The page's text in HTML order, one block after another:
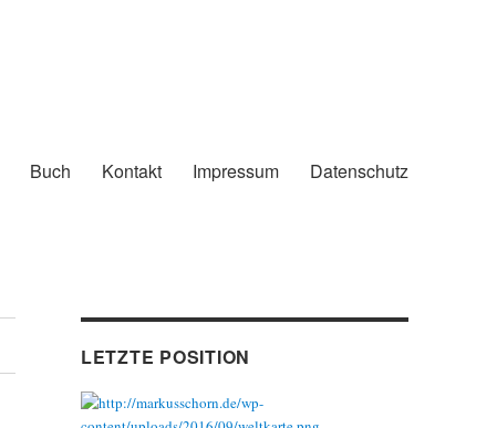
Buch Kontakt Impressum Datenschutz
LETZTE POSITION